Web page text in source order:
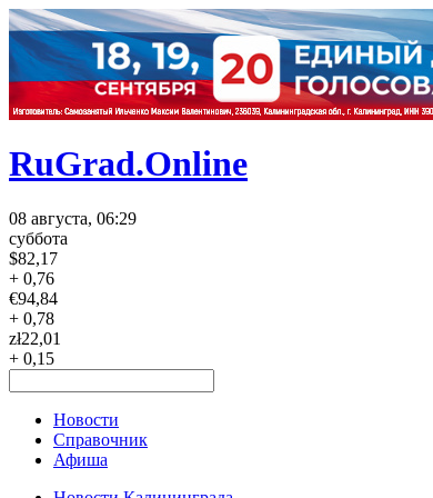
RuGrad.Online
08 августа, 06:29
суббота
$82,17
+ 0,76
€94,84
+ 0,78
zł22,01
+ 0,15
Новости
Справочник
Афиша